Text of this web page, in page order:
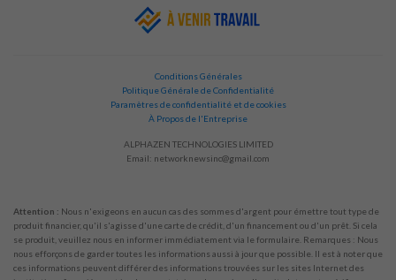
Conditions Générales
Politique Générale de Confidentialité
Paramètres de confidentialité et de cookies
À Propos de l'Entreprise
ALPHAZEN TECHNOLOGIES LIMITED
Email: networknewsinc@gmail.com
Attention : Nous n'exigeons en aucun cas des sommes d'argent pour émettre tout type de
produit financier, qu'il s'agisse d'une carte de crédit, d'un financement ou d'un prêt. Si cela
se produit, veuillez nous en informer immédiatement via le formulaire. Remarques : Nous
nous efforçons de garder toutes les informations aussi à jour que possible. Il est à noter que
ces informations peuvent différer des informations trouvées sur les sites Internet des